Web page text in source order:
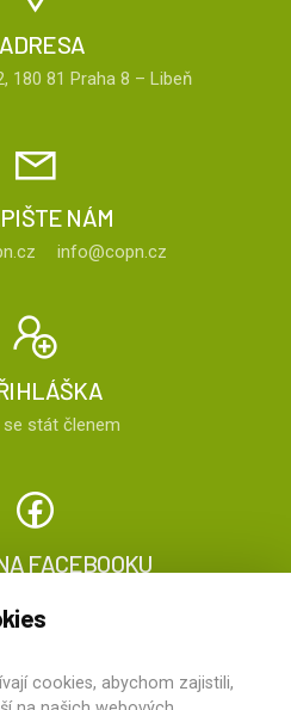
cookies, abychom zajistili,
ADRESA
180 81 Praha 8 – Libeň
NÁM
info@copn.cz
se stát členem
FACEBOOKU